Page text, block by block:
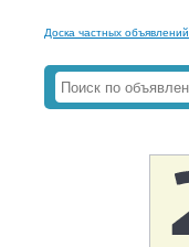
Доска частных объявлений